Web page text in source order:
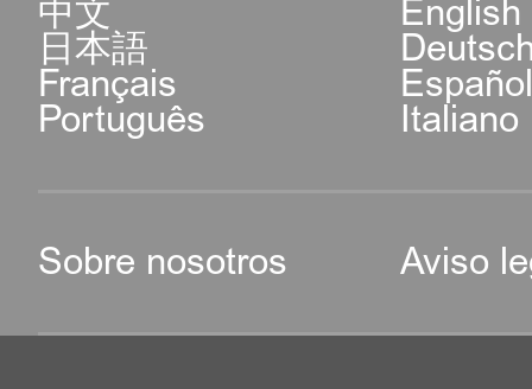
中文 English
日本語
Français
Português Italiano
Sobre nosotros Aviso